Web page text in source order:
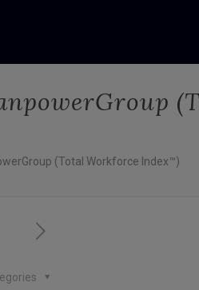
(Total Workforce Index™)